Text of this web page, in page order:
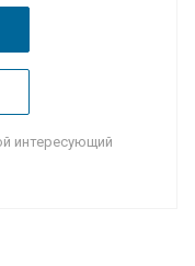
интересующий